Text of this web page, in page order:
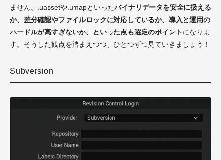
ません。.uassetや.umapといったバイナリデータを安全に扱える
か、差分確認やファイルロックに対応しているか、導入と運用の
ハードルが高すぎないか、といった点も選定のポイントになりま
す。そうした観点を踏まえつつ、ひとつずつ見ていきましょう！
Subversion